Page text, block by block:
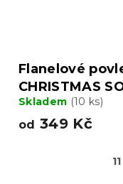
Flanelové
CHRISTMAS
Skladem (10 ks)
od 349 Kč
11